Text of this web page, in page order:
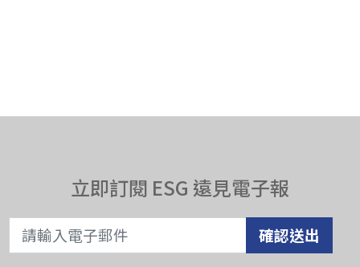
立即訂閱 ESG 遠見電子報
確認送出